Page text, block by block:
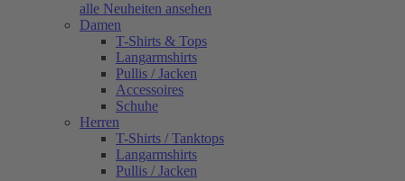
alle Neuheiten ansehen
Damen
T-Shirts & Tops
Langarmshirts
Pullis / Jacken
Accessoires
Schuhe
Herren
T-Shirts / Tanktops
Langarmshirts
Pullis / Jacken